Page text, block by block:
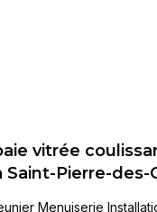
vitrée
Pierre-des-
Menuiserie